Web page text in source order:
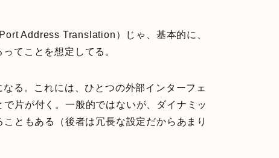
Address Translation）じゃ、基本的に、
てことを想定してる。
る。これには、ひとつの外部インターフェ
片が付く。一般的ではないが、ダイナミッ
ともある（後者は冗長な設定だからあまり